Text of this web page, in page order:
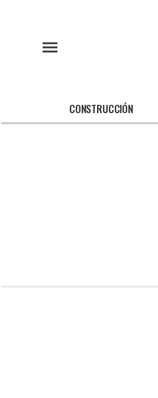
CONSTRUCCIÓN